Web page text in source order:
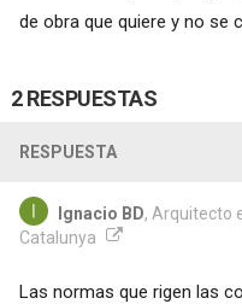
de obra que quiere y no se
2 RESPUESTAS
RESPUESTA
Ignacio BD, Arquitecto
Catalunya
Las normas que rigen las